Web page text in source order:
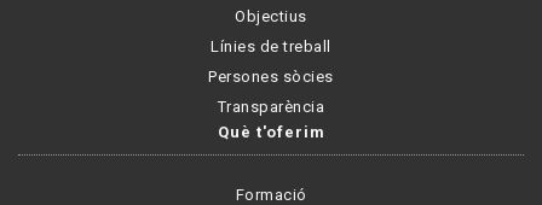
Objectius
Línies de treball
Persones sòcies
Transparència
Què t'oferim
Formació